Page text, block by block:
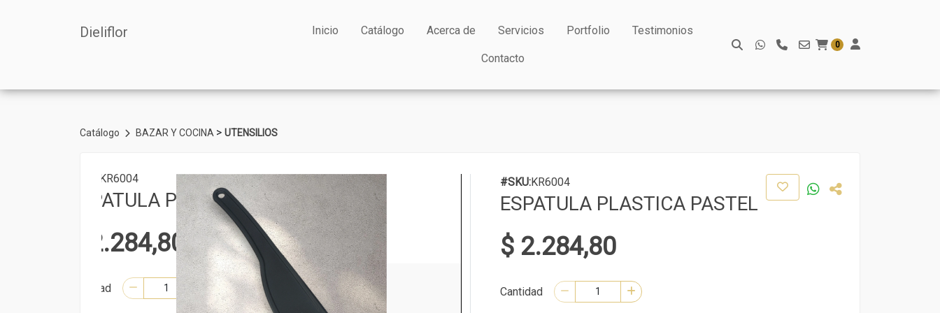
Dieliflor Inicio Catálogo Acerca de Servicios Portfolio Testimonios
Contacto
0
Catálogo BAZAR Y COCINA > UTENSILIOS
#SKU:KR6004
ESPATULA PLASTICA PASTEL
$ 2.284,80
Cantidad